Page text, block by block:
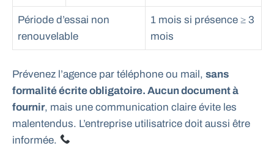
Période d’essai non
renouvelable
1 mois si présence ≥ 3
mois
Prévenez l’agence par téléphone ou mail, sans
formalité écrite obligatoire. Aucun document à
fournir, mais une communication claire évite les
malentendus. L’entreprise utilisatrice doit aussi être
informée.